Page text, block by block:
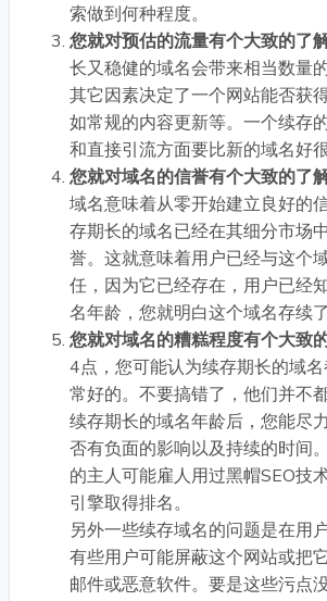
索做到何种程度。
您就对预估的流量有个大致的了
长又稳健的域名会带来相当数量
其它因素决定了一个网站能否获
如常规的内容更新等。一个续存
和直接引流方面要比新的域名好很
您就对域名的信誉有个大致的了
域名意味着从零开始建立良好的
存期长的域名已经在其细分市场
誉。这就意味着用户已经与这个
任，因为它已经存在，用户已经
名年龄，您就明白这个域名存续
您就对域名的糟糕程度有个大致
4点，您可能认为续存期长的域
常好的。不要搞错了，他们并不
续存期长的域名年龄后，您能尽
否有负面的影响以及持续的时间
的主人可能雇人用过黑帽SEO技
引擎取得排名。
另外一些续存域名的问题是在用
有些用户可能屏蔽这个网站或把
邮件或恶意软件。要是这些污点